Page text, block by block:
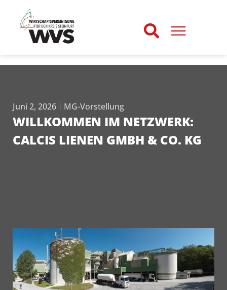
Juni 2, 2026 MG-Vorstellung
WILLKOMMEN IM NETZWERK:
CALCIS LIENEN GMBH & CO. KG